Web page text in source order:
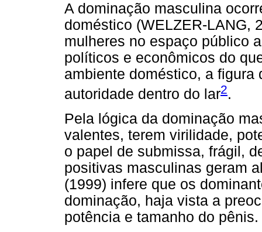
A dominação masculina
doméstico (WELZER-LANG,
mulheres no espaço público
políticos e econômicos do
ambiente doméstico, a figura
autoridade dentro do lar2.
Pela lógica da dominação
valentes, terem virilidade,
o papel de submissa, frágil,
positivas masculinas geram
(1999) infere que os
dominação, haja vista a
potência e tamanho do pênis.